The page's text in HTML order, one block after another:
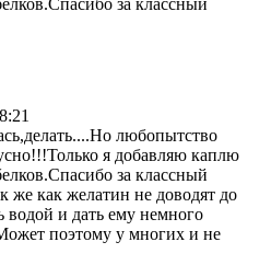
за классный
любопытство
я добавляю каплю
за классный
же как желатин не доводят до
и дать ему немного
поэтому у многих и не